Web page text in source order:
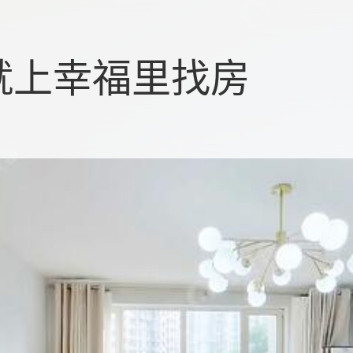
幸福里找房